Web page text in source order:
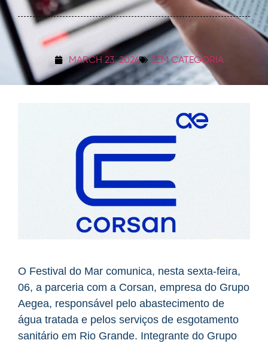
MARCH 23, 2026 SEM CATEGORIA
O Festival do Mar comunica, nesta sexta-feira,
06, a parceria com a Corsan, empresa do Grupo
Aegea, responsável pelo abastecimento de
água tratada e pelos serviços de esgotamento
sanitário em Rio Grande. Integrante do Grupo